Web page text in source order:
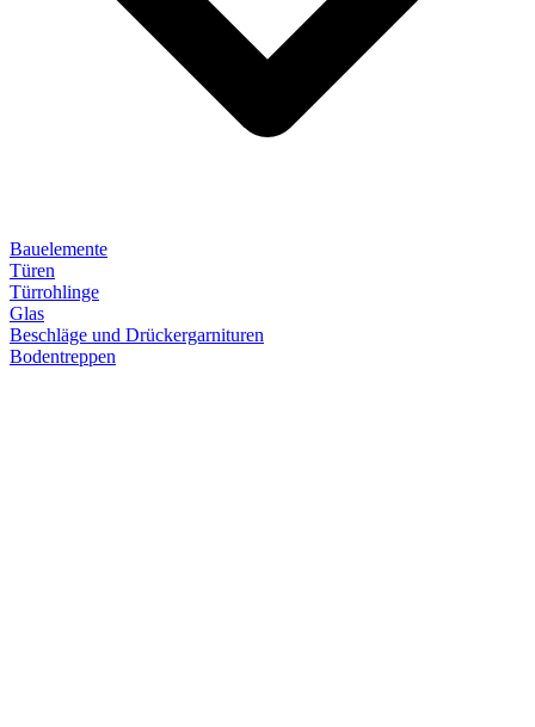
Bauelemente
Türen
Türrohlinge
Glas
Beschläge und Drückergarnituren
Bodentreppen